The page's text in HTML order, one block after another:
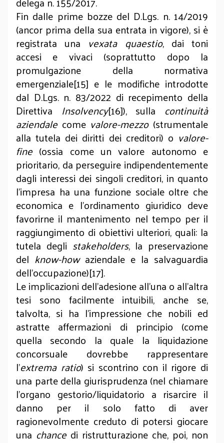
Fin dalle prime bozze del D.Lgs. n. 14/2019
(ancor prima della sua entrata in vigore), si è
registrata una vexata quaestio, dai toni
accesi e vivaci (soprattutto dopo la
promulgazione della normativa
emergenziale[15] e le modifiche introdotte
dal D.Lgs. n. 83/2022 di recepimento della
Direttiva Insolvency[16]), sulla continuità
aziendale come valore-mezzo(strumentale
alla tutela dei diritti dei creditori) o valore-
fine (ossia come un valore autonomo e
prioritario, da perseguire indipendentemente
dagli interessi dei singoli creditori, in quanto
l’impresa ha una funzione sociale oltre che
economica e l’ordinamento giuridico deve
favorirne il mantenimento nel tempo per il
raggiungimento di obiettivi ulteriori, quali: la
tutela degli stakeholders, la preservazione
del know-howaziendale e la salvaguardia
dell’occupazione)[17].
Le implicazioni dell’adesione all’una o all’altra
tesi sono facilmente intuibili, anche se,
talvolta, si ha l’impressione che nobili ed
astratte affermazioni di principio (come
quella secondo la quale la liquidazione
concorsuale dovrebbe rappresentare
l’extrema ratio) si scontrino con il rigore di
una parte della giurisprudenza (nel chiamare
l’organo gestorio/liquidatorio a risarcire il
danno per il solo fatto di aver
ragionevolmente creduto di potersi giocare
una chance di ristrutturazione che, poi, non